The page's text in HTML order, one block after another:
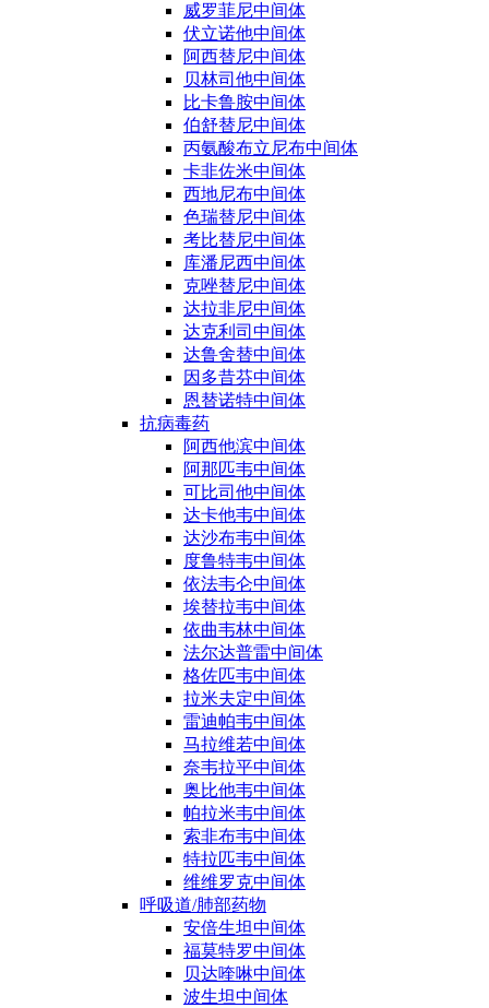
威罗菲尼中间体
伏立诺他中间体
阿西替尼中间体
贝林司他中间体
比卡鲁胺中间体
伯舒替尼中间体
丙氨酸布立尼布中间体
卡非佐米中间体
西地尼布中间体
色瑞替尼中间体
考比替尼中间体
库潘尼西中间体
克唑替尼中间体
达拉非尼中间体
达克利司中间体
达鲁舍替中间体
因多昔芬中间体
恩替诺特中间体
抗病毒药
阿西他滨中间体
阿那匹韦中间体
可比司他中间体
达卡他韦中间体
达沙布韦中间体
度鲁特韦中间体
依法韦仑中间体
埃替拉韦中间体
依曲韦林中间体
法尔达普雷中间体
格佐匹韦中间体
拉米夫定中间体
雷迪帕韦中间体
马拉维若中间体
奈韦拉平中间体
奥比他韦中间体
帕拉米韦中间体
索非布韦中间体
特拉匹韦中间体
维维罗克中间体
呼吸道/肺部药物
安倍生坦中间体
福莫特罗中间体
贝达喹啉中间体
波生坦中间体